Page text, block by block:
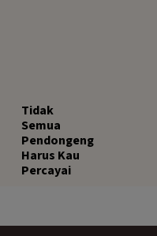
Tidak
Semua
Pendongeng
Harus Kau
Percayai